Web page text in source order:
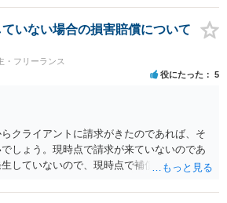
いない場合の損害賠償について
・フリーランス
役にたった 5
クライアントに請求がきたのであれば、そ
しょう。現時点で請求が来ていないのであ
していないので、現時点で補償の必要はあ
として外注先に賠償請求することになるで